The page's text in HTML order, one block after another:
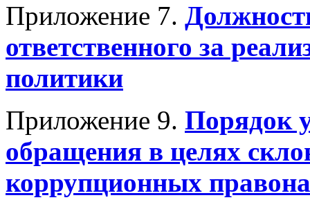
Приложение 7.
ответственного за
политики
Приложение 9. Порядок
обращения в целях
коррупционных